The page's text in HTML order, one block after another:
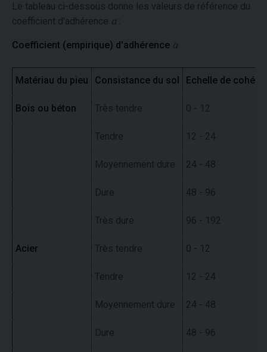
Le tableau ci-dessous donne les valeurs de référence du
coefficient d'adhérence α
Coefficient (empirique) d'adhérence α
Matériau du pieu Consistance du sol Echelle de
Bois ou béton Très tendre 0 - 12
Tendre 12 - 24
Moyennement dure 24 - 48
Dure 48 - 96
Très dure 96 - 192
Acier Très tendre 0 - 12
Tendre 12 - 24
Moyennement dure 24 - 48
Dure 48 - 96